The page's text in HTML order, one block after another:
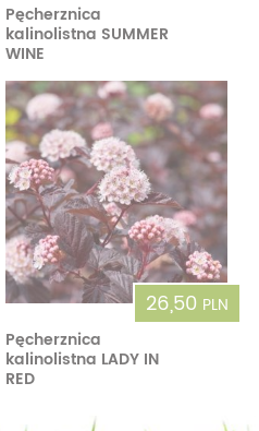
Pęcherznica
kalinolistna SUMMER
WINE
26,50 PLN
Pęcherznica
kalinolistna LADY IN
RED